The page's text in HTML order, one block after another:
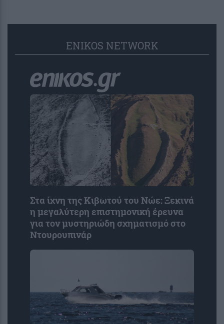
ENIKOS NETWORK
Στα ίχνη της Κιβωτού του Νώε: Ξεκινά
η μεγαλύτερη επιστημονική έρευνα
για τον μυστηριώδη σχηματισμό στο
Ντουρουπινάρ